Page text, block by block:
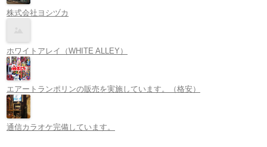
株式会社ヨシヅカ
ホワイトアレイ（WHITE ALLEY）
エアートランポリンの販売を実施しています。（格安）
通信カラオケ完備しています。